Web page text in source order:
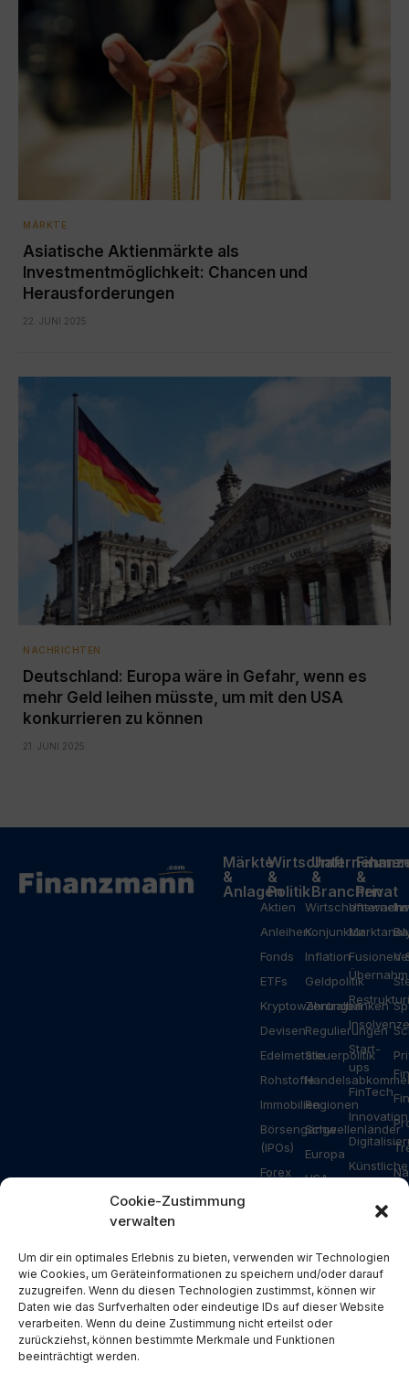
Cookie-Zustimmung
verwalten
Um dir ein optimales Erlebnis zu bieten, verwenden wir Technologien
wie Cookies, um Geräteinformationen zu speichern und/oder darauf
zuzugreifen. Wenn du diesen Technologien zustimmst, können wir
Daten wie das Surfverhalten oder eindeutige IDs auf dieser Website
verarbeiten. Wenn du deine Zustimmung nicht erteilst oder
zurückziehst, können bestimmte Merkmale und Funktionen
beeinträchtigt werden.
MÄRKTE
Asiatische Aktienmärkte als
Investmentmöglichkeit: Chancen und
Herausforderungen
22. JUNI 2025
NACHRICHTEN
Deutschland: Europa wäre in Gefahr, wenn es
mehr Geld leihen müsste, um mit den USA
konkurrieren zu können
21. JUNI 2025
Märkte
&
Anlagen
Aktien
Anleihen
Fonds
ETFs
Kryptowährungen
Devisen
Edelmetalle
Rohstoffe
Immobilien
Börsengänge
(IPOs)
Forex
Solana
NFT
Metaverse
Blockchain
Wirtschaft
&
Politik
Konjunktur
Inflation
Geldpolitik
Zentralbanken
Regulierungen
Steuerpolitik
Regionen
Schwellenländer
Europa
USA
Schweiz
Österreich
USA
China
Unternehmen
&
Branchen
Fusionen
Start-
ups
FinTech
Innovation
Künstliche
Intelligenz
Bauwesen
Energie
Konsum
&
Privat